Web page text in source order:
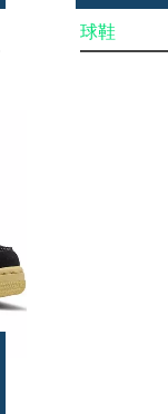
球鞋